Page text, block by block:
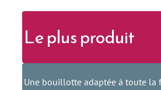
Le plus produit
Une bouillotte adaptée à toute la